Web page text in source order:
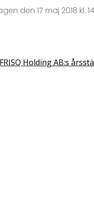
den 17 maj 2018
Holding AB:s